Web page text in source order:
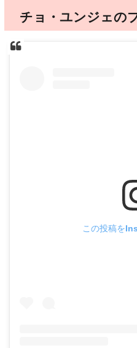
チョ・ユンジェの
この投稿を